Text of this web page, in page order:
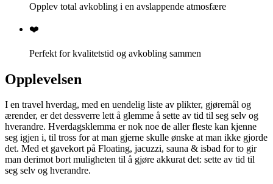
Opplev total avkobling i en avslappende atmosfære
❤️
Perfekt for kvalitetstid og avkobling sammen
Opplevelsen
I en travel hverdag, med en uendelig liste av plikter, gjøremål og
ærender, er det dessverre lett å glemme å sette av tid til seg selv og
hverandre. Hverdagsklemma er nok noe de aller fleste kan kjenne
seg igjen i, til tross for at man gjerne skulle ønske at man ikke gjorde
det. Med et gavekort på Floating, jacuzzi, sauna & isbad for to gir
man derimot bort muligheten til å gjøre akkurat det: sette av tid til
seg selv og hverandre.